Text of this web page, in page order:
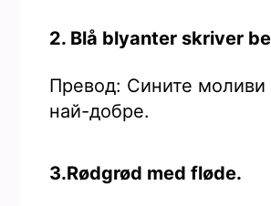
2. Blå blyanter skriver
Превод: Сините моливи
най-добре.
3.Rødgrød med fløde.